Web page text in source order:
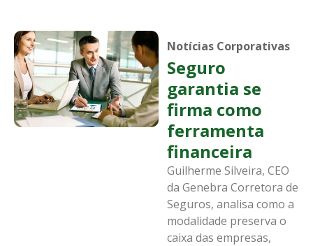
Notícias Corporativas
Seguro
garantia se
firma como
ferramenta
financeira
Guilherme Silveira, CEO
da Genebra Corretora de
Seguros, analisa como a
modalidade preserva o
caixa das empresas,